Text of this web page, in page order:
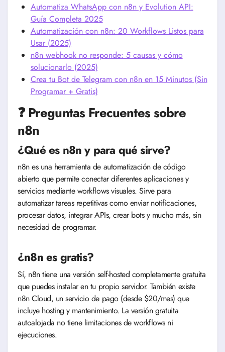
Automatiza WhatsApp con n8n y Evolution API:
Guía Completa 2025
Automatización con n8n: 20 Workflows Listos para
Usar (2025)
n8n webhook no responde: 5 causas y cómo
solucionarlo (2025)
Crea tu Bot de Telegram con n8n en 15 Minutos (Sin
Programar + Gratis)
❓ Preguntas Frecuentes sobre
n8n
¿Qué es n8n y para qué sirve?
n8n es una herramienta de automatización de código
abierto que permite conectar diferentes aplicaciones y
servicios mediante workflows visuales. Sirve para
automatizar tareas repetitivas como enviar notificaciones,
procesar datos, integrar APIs, crear bots y mucho más, sin
necesidad de programar.
¿n8n es gratis?
Sí, n8n tiene una versión self-hosted completamente gratuita
que puedes instalar en tu propio servidor. También existe
n8n Cloud, un servicio de pago (desde $20/mes) que
incluye hosting y mantenimiento. La versión gratuita
autoalojada no tiene limitaciones de workflows ni
ejecuciones.